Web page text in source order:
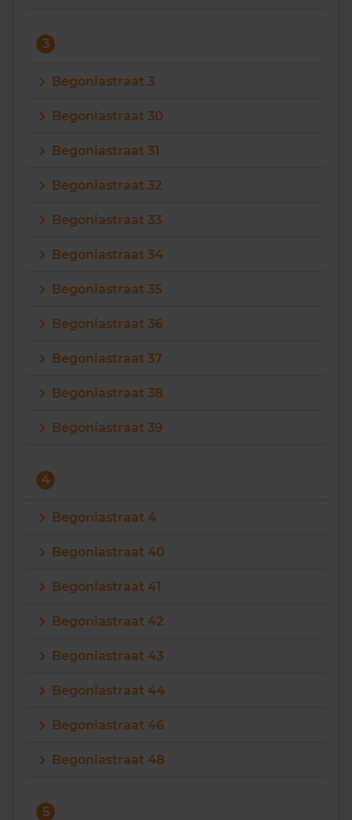
3
Begoniastraat 3
Begoniastraat 30
Begoniastraat 31
Begoniastraat 32
Begoniastraat 33
Begoniastraat 34
Begoniastraat 35
Begoniastraat 36
Begoniastraat 37
Begoniastraat 38
Begoniastraat 39
4
Begoniastraat 4
Begoniastraat 40
Begoniastraat 41
Begoniastraat 42
Begoniastraat 43
Begoniastraat 44
Begoniastraat 46
Begoniastraat 48
5